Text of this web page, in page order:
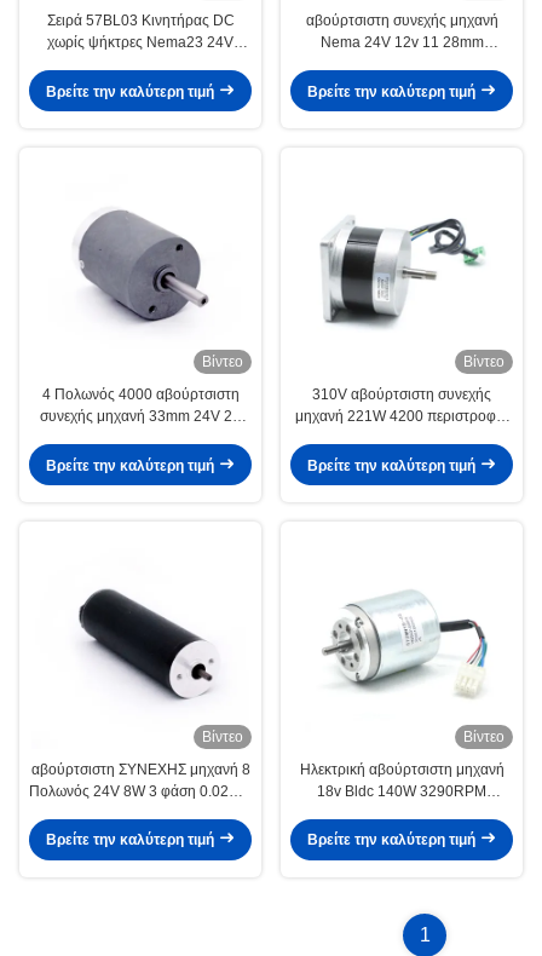
Σειρά 57BL03 Κινητήρας DC
χωρίς ψήκτρες Nema23 24V
0.18N.M
Βρείτε την καλύτερη τιμή
αβούρτσιστη συνεχής μηχανή
Nema 24V 12v 11 28mm
Βρείτε την καλύτερη τιμή
Βίντεο
4 Πολωνός 4000 αβούρτσιστη
συνεχής μηχανή 33mm 24V 2A
Βρείτε την καλύτερη τιμή
Βίντεο
310V αβούρτσιστη συνεχής
μηχανή 221W 4200 περιστροφή/
τάσης για την υφαντική μηχανή
Βρείτε την καλύτερη τιμή
Βίντεο
αβούρτσιστη ΣΥΝΕΧΗΣ μηχανή 8
Πολωνός 24V 8W 3 φάση 0.02Nm
Βρείτε την καλύτερη τιμή
Βίντεο
Ηλεκτρική αβούρτσιστη μηχανή
18v Bldc 140W 3290RPM
χορτοταπήτων
Βρείτε την καλύτερη τιμή
1